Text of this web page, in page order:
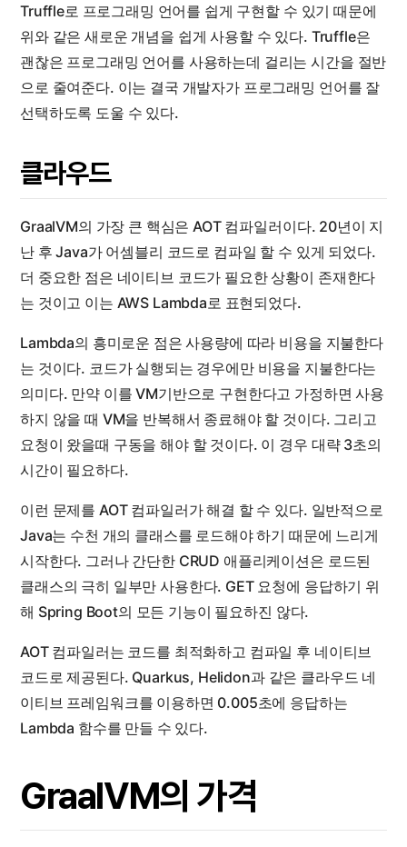
Truffle로 프로그래밍 언어를 쉽게 구현할 수 있기 때문에
위와 같은 새로운 개념을 쉽게 사용할 수 있다. Truffle은
괜찮은 프로그래밍 언어를 사용하는데 걸리는 시간을 절반
으로 줄여준다. 이는 결국 개발자가 프로그래밍 언어를 잘
선택하도록 도울 수 있다.
클라우드
GraalVM의 가장 큰 핵심은 AOT 컴파일러이다. 20년이 지
난 후 Java가 어셈블리 코드로 컴파일 할 수 있게 되었다.
더 중요한 점은 네이티브 코드가 필요한 상황이 존재한다
는 것이고 이는 AWS Lambda로 표현되었다.
Lambda의 흥미로운 점은 사용량에 따라 비용을 지불한다
는 것이다. 코드가 실행되는 경우에만 비용을 지불한다는
의미다. 만약 이를 VM기반으로 구현한다고 가정하면 사용
하지 않을 때 VM을 반복해서 종료해야 할 것이다. 그리고
요청이 왔을때 구동을 해야 할 것이다. 이 경우 대략 3초의
시간이 필요하다.
이런 문제를 AOT 컴파일러가 해결 할 수 있다. 일반적으로
Java는 수천 개의 클래스를 로드해야 하기 때문에 느리게
시작한다. 그러나 간단한 CRUD 애플리케이션은 로드된
클래스의 극히 일부만 사용한다. GET 요청에 응답하기 위
해 Spring Boot의 모든 기능이 필요하진 않다.
AOT 컴파일러는 코드를 최적화하고 컴파일 후 네이티브
코드로 제공된다. Quarkus, Helidon과 같은 클라우드 네
이티브 프레임워크를 이용하면 0.005초에 응답하는
Lambda 함수를 만들 수 있다.
GraalVM의 가격